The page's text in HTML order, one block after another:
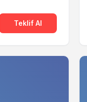
Teklif Al